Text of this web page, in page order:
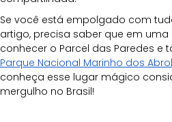
Se você está empolgado com
artigo, precisa saber que em
conhecer o Parcel das Paredes e
Parque Nacional Marinho dos
conheça esse lugar mágico
mergulho no Brasil!